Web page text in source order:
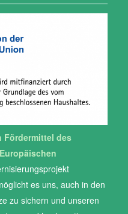
Fördermittel des
es uns, auch in den
zu sichern und unseren